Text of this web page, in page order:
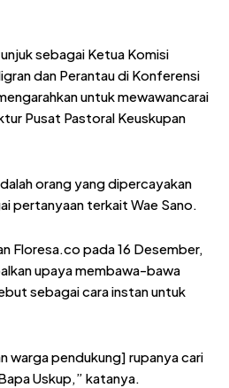
sebagai Ketua Komisi
dan Perantau di Konferensi
untuk mewawancarai
Pusat Pastoral Keuskupan
orang yang dipercayakan
pertanyaan terkait Wae Sano.
Floresa.co pada 16 Desember,
upaya membawa-bawa
sebagai cara instan untuk
warga pendukung] rupanya cari
Uskup,” katanya.